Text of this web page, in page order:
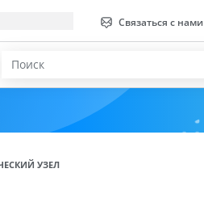
Связаться с нами
УЗЕЛ